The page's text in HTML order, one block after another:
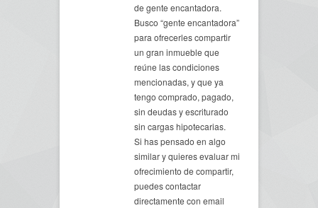
de gente encantadora.
Busco “gente encantadora”
para ofrecerles compartir
un gran inmueble que
reúne las condiciones
mencionadas, y que ya
tengo comprado, pagado,
sin deudas y escriturado
sin cargas hipotecarias.
Si has pensado en algo
similar y quieres evaluar mi
ofrecimiento de compartir,
puedes contactar
directamente con email